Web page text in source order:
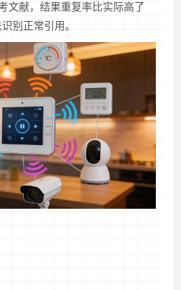
文献，结果重复率比实际高了
别正常引用。